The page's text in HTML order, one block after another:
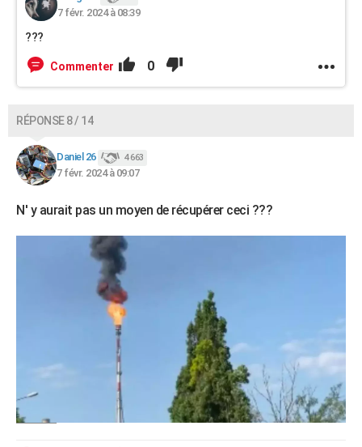
7 févr. 2024 à 08:39
???
Commenter 0
RÉPONSE 8 / 14
Daniel 26 4 663
7 févr. 2024 à 09:07
N' y aurait pas un moyen de récupérer ceci ???